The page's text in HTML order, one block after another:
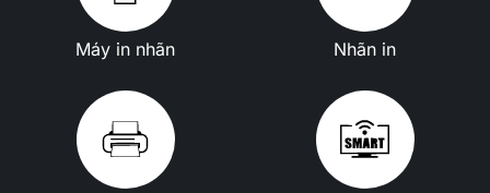
Máy in nhãn Nhãn in